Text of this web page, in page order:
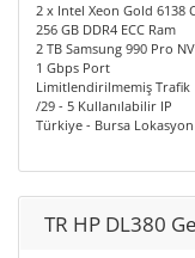
2 x Intel Xeon Gold 6138
256 GB DDR4 ECC Ram
2 TB Samsung 990 Pro
1 Gbps Port
Limitlendirilmemiş Trafik
/29 - 5 Kullanılabilir IP
Türkiye - Bursa Lokasyon
TR HP DL380